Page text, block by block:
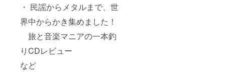
・ 民謡からメタルまで、世
界中からかき集めました！
旅と音楽マニアの一本釣
りCDレビュー
など